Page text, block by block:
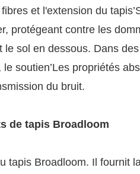
et l'extension du
protégeant contre les
le sol en dessous. Dans
soutien’Les propriétés
du bruit.
de tapis Broadloom
tapis Broadloom. Il fournit